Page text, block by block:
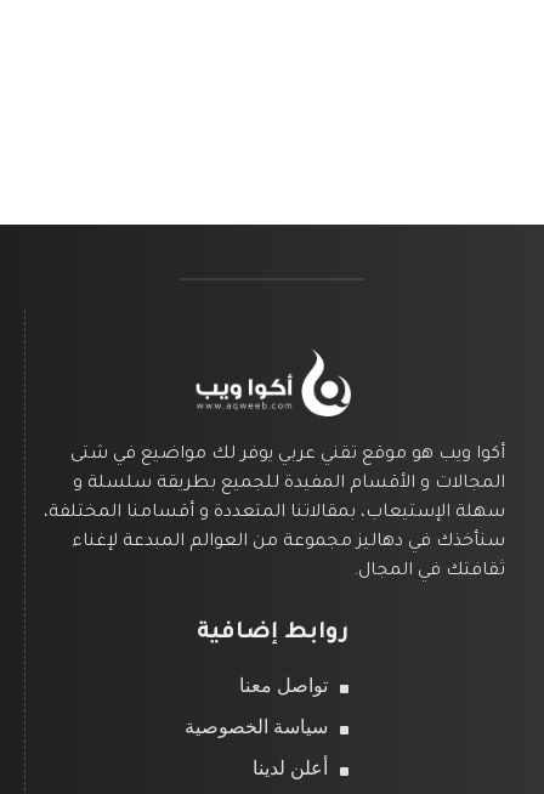
أكوا ويب هو موقع تقني عربي يوفر لك مواضيع في شتى
المجالات و الأقسام المفيدة للجميع بطريقة سلسلة و
سهلة الإستيعاب، بمقالاتنا المتعددة و أقسامنا المختلفة،
سنأخذك في دهاليز مجموعة من العوالم المبدعة لإغناء
ثقافتك في المجال.
روابط إضافية
تواصل معنا
سياسة الخصوصية
أعلن لدينا